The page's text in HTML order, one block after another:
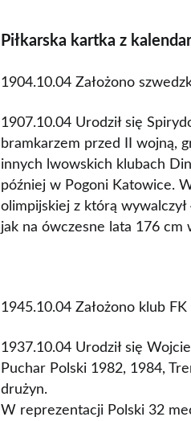
Piłkarska kartka z
1904.10.04 Założono
1907.10.04 Urodził się
bramkarzem przed II wojną,
innych lwowskich klubach
później w Pogoni Katowice.
olimpijskiej z którą
jak na ówczesne lata 176 cm
1945.10.04 Założono klub
1937.10.04 Urodził się
Puchar Polski 1982, 1984,
drużyn.
W reprezentacji Polski 32